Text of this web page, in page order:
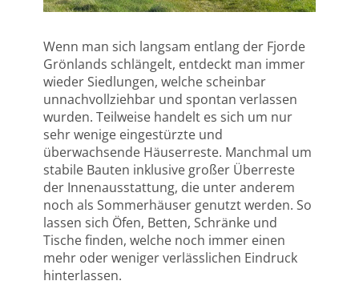
Wenn man sich langsam entlang der Fjorde
Grönlands schlängelt, entdeckt man immer
wieder Siedlungen, welche scheinbar
unnachvollziehbar und spontan verlassen
wurden. Teilweise handelt es sich um nur
sehr wenige eingestürzte und
überwachsende Häuserreste. Manchmal um
stabile Bauten inklusive großer Überreste
der Innenausstattung, die unter anderem
noch als Sommerhäuser genutzt werden. So
lassen sich Öfen, Betten, Schränke und
Tische finden, welche noch immer einen
mehr oder weniger verlässlichen Eindruck
hinterlassen.